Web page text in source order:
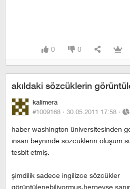
0 0
akıldaki sözcüklerin
kalimera
#1009168 · 30.05.2011 17:58 ·
haber washington üniversitesinden
insan beyninde sözcüklerin oluşum
tesbit etmiş.
şimdilik sadece ingilizce sözcükler
görüntülenebiliyormuş,herneyse